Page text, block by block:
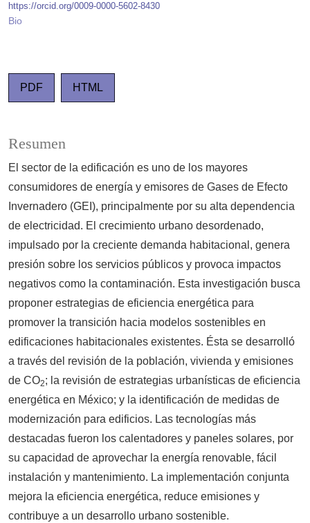
https://orcid.org/0009-0000-5602-8430
Bio
PDF HTML
Resumen
El sector de la edificación es uno de los mayores
consumidores de energía y emisores de Gases de Efecto
Invernadero (GEI), principalmente por su alta dependencia
de electricidad. El crecimiento urbano desordenado,
impulsado por la creciente demanda habitacional, genera
presión sobre los servicios públicos y provoca impactos
negativos como la contaminación. Esta investigación busca
proponer estrategias de eficiencia energética para
promover la transición hacia modelos sostenibles en
edificaciones habitacionales existentes. Ésta se desarrolló
a través del revisión de la población, vivienda y emisiones
de CO2; la revisión de estrategias urbanísticas de eficiencia
energética en México; y la identificación de medidas de
modernización para edificios. Las tecnologías más
destacadas fueron los calentadores y paneles solares, por
su capacidad de aprovechar la energía renovable, fácil
instalación y mantenimiento. La implementación conjunta
mejora la eficiencia energética, reduce emisiones y
contribuye a un desarrollo urbano sostenible.